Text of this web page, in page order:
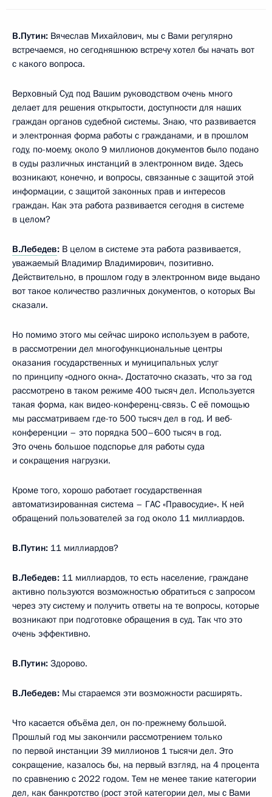
В.Путин: Вячеслав Михайлович, мы с Вами регулярно
встречаемся, но сегодняшнюю встречу хотел бы начать вот
с какого вопроса.
Верховный Суд под Вашим руководством очень много
делает для решения открытости, доступности для наших
граждан органов судебной системы. Знаю, что развивается
и электронная форма работы с гражданами, и в прошлом
году, по-моему, около 9 миллионов документов было подано
в суды различных инстанций в электронном виде. Здесь
возникают, конечно, и вопросы, связанные с защитой этой
информации, с защитой законных прав и интересов
граждан. Как эта работа развивается сегодня в системе
в целом?
В.Лебедев: В целом в системе эта работа развивается,
уважаемый Владимир Владимирович, позитивно.
Действительно, в прошлом году в электронном виде выдано
вот такое количество различных документов, о которых Вы
сказали.
Но помимо этого мы сейчас широко используем в работе,
в рассмотрении дел многофункциональные центры
оказания государственных и муниципальных услуг
по принципу «одного окна». Достаточно сказать, что за год
рассмотрено в таком режиме 400 тысяч дел. Используется
такая форма, как видео-конференц-связь. С её помощью
мы рассматриваем где-то 500 тысяч дел в год. И веб-
конференции – это порядка 500–600 тысяч в год.
Это очень большое подспорье для работы суда
и сокращения нагрузки.
Кроме того, хорошо работает государственная
автоматизированная система – ГАС «Правосудие». К ней
обращений пользователей за год около 11 миллиардов.
В.Путин: 11 миллиардов?
В.Лебедев: 11 миллиардов, то есть население, граждане
активно пользуются возможностью обратиться с запросом
через эту систему и получить ответы на те вопросы, которые
возникают при подготовке обращения в суд. Так что это
очень эффективно.
В.Путин: Здорово.
В.Лебедев: Мы стараемся эти возможности расширять.
Что касается объёма дел, он по-прежнему большой.
Прошлый год мы закончили рассмотрением только
по первой инстанции 39 миллионов 1 тысячи дел. Это
сокращение, казалось бы, на первый взгляд, на 4 процента
по сравнению с 2022 годом. Тем не менее такие категории
дел, как банкротство (рост этой категории дел, мы с Вами